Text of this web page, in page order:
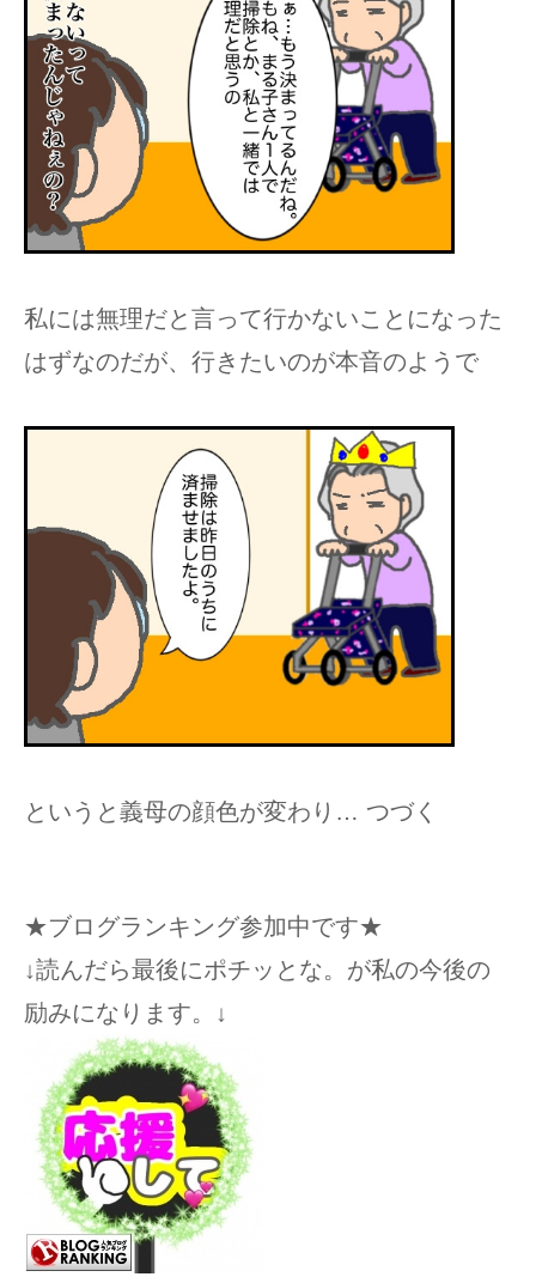
私には無理だと言って行かないことになった
はずなのだが、行きたいのが本音のようで
というと義母の顔色が変わり… つづく
★ブログランキング参加中です★
↓読んだら最後にポチッとな。が私の今後の
励みになります。↓